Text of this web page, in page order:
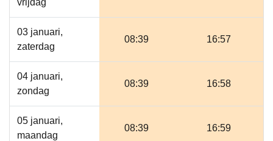
vrijdag
03 januari,
zaterdag
08:39 16:57
04 januari,
zondag
08:39 16:58
05 januari,
maandag
08:39 16:59